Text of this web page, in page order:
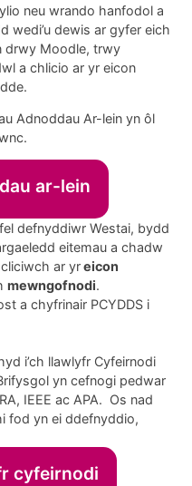
neu wrando hanfodol a
wedi’u dewis ar gyfer eich
drwy Moodle, trwy
a chlicio ar yr eicon
Adnoddau Ar-lein yn ôl
ar-lein
defnyddiwr Westai, bydd
eitemau a chadw
ar yreicon
mewngofnodi.
a chyfrinair PCYDDS i
i’ch llawlyfr Cyfeirnodi
yn cefnogi pedwar
IEEE ac APA. Os nad
fod yn ei ddefnyddio,
cyfeirnodi